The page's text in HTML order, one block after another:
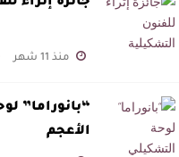
منذ 11 شهر
“بانوراما”
الأعجم